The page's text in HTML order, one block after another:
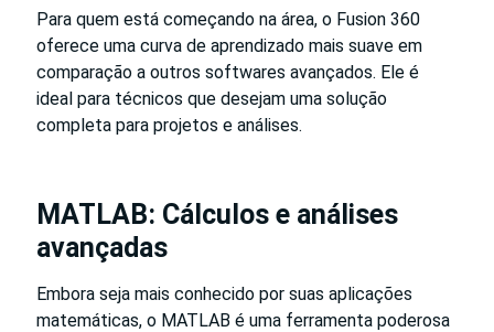
Para quem está começando na área, o Fusion 360
oferece uma curva de aprendizado mais suave em
comparação a outros softwares avançados. Ele é
ideal para técnicos que desejam uma solução
completa para projetos e análises.
MATLAB: Cálculos e análises
avançadas
Embora seja mais conhecido por suas aplicações
matemáticas, o MATLAB é uma ferramenta poderosa